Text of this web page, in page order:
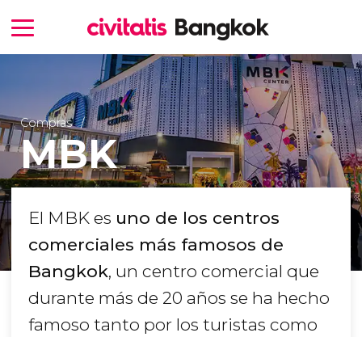
Compras
MBK
El MBK es uno de los centros
comerciales más famosos de
Bangkok, un centro comercial que
durante más de 20 años se ha hecho
famoso tanto por los turistas como